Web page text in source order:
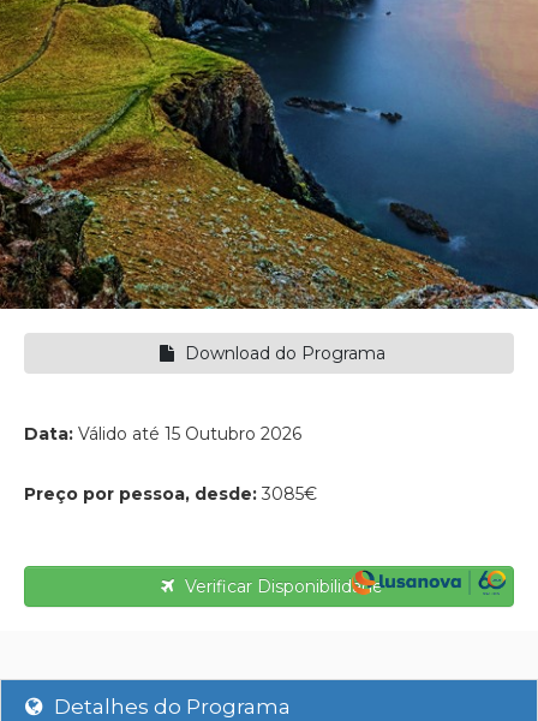
Download do Programa
Data: Válido até 15 Outubro 2026
Preço por pessoa, desde: 3085€
Verificar Disponibilidade
Detalhes do Programa